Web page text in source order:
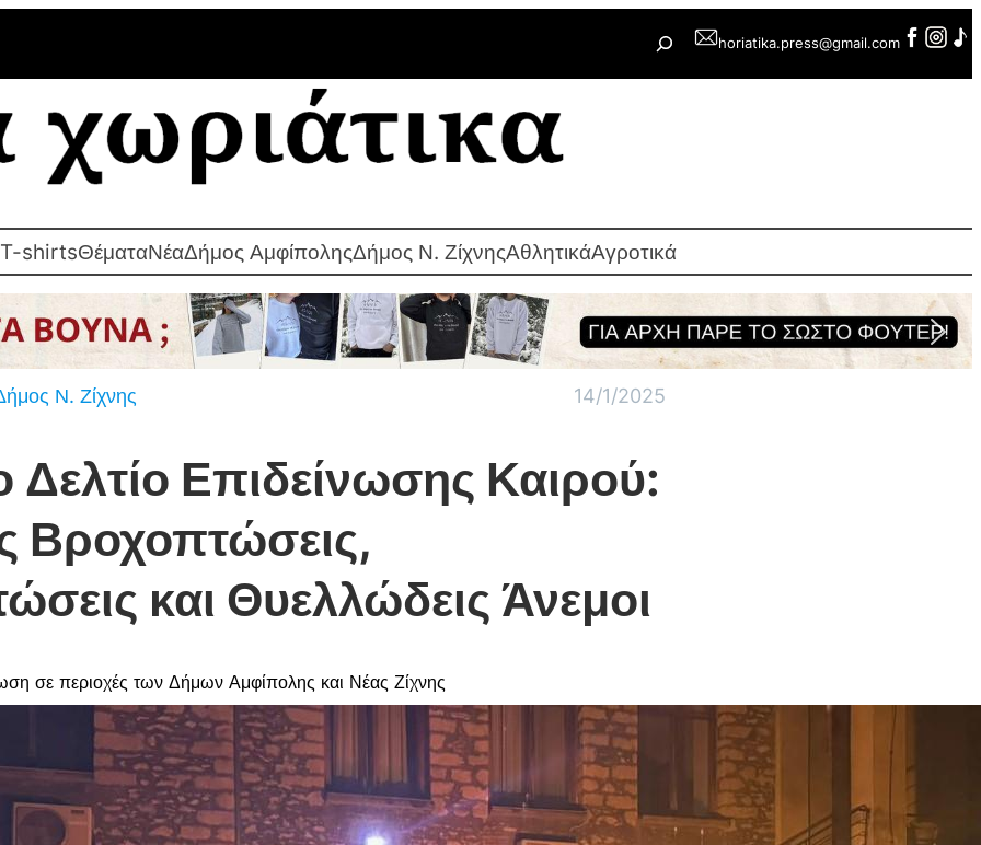
Αναζήτησηhoriatika.press@gmail.com
T-shirtsΘέματαΝέαΔήμος ΑμφίποληςΔήμος Ν. ΖίχνηςΑθλητικάΑγροτικά
Ν. Ζίχνης 14/1/2025
Δελτίο Επιδείνωσης Καιρού:
Βροχοπτώσεις,
και Θυελλώδεις Άνεμοι
σε περιοχές των Δήμων Αμφίπολης και Νέας Ζίχνης